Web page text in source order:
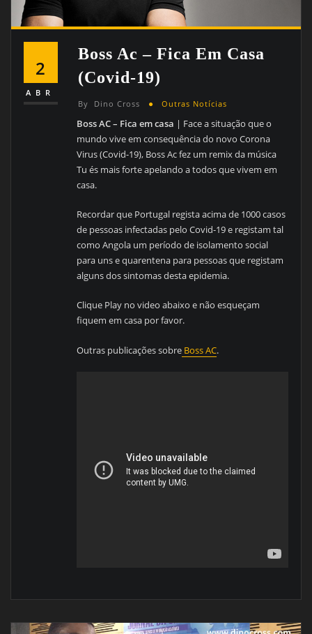
2
ABR
Boss Ac – Fica Em Casa
(Covid-19)
By Dino Cross Outras Notícias
Boss AC – Fica em casa | Face a situação que o
mundo vive em consequência do novo Corona
Virus (Covid-19), Boss Ac fez um remix da música
Tu és mais forte apelando a todos que vivem em
casa.
Recordar que Portugal regista acima de 1000 casos
de pessoas infectadas pelo Covid-19 e registam tal
como Angola um período de isolamento social
para uns e quarentena para pessoas que registam
alguns dos sintomas desta epidemia.
Clique Play no video abaixo e não esqueçam
fiquem em casa por favor.
Outras publicações sobre Boss AC.